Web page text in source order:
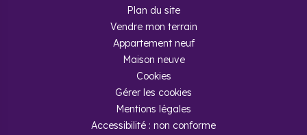
Plan du site
Vendre mon terrain
Appartement neuf
Maison neuve
Cookies
Gérer les cookies
Mentions légales
Accessibilité : non conforme